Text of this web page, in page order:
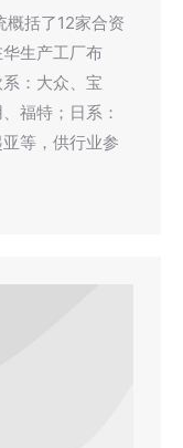
概括了12家合资
生产工厂布
：大众、宝
福特；日系：
等，供行业参